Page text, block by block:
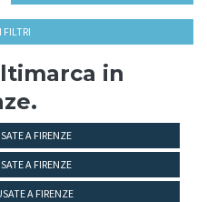
FILTRI
in
A FIRENZE
A FIRENZE
A FIRENZE